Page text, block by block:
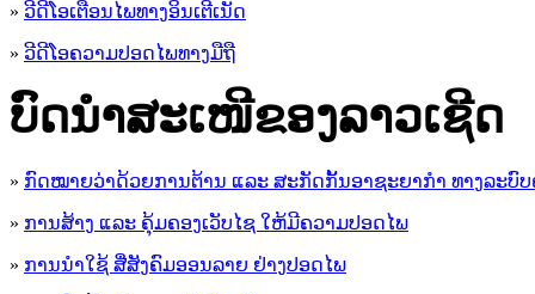
» ວີດີໂອເຕືອນໄພທາງອິນເຕີເນັດ
» ວ​ີ​ດີ​ໂອ​ຄວາມ​ປອດ​ໄພ​ທາງ​ມື​ຖື
ບົດນຳສະເໜີຂອງລາວເຊີດ
» ກົດໝາຍວ່າດ້ວຍການຕ້ານ ແລະ ສະກັດກັ້ນອາຊະຍາກຳ ທາງລະບົບ
» ການສ້າງ ແລະ ຄຸ້ມຄອງເວັບໄຊ ໃຫ້ມີຄວາມປອດໄພ
» ການນຳໃຊ້ ສື່ສັງຄົມອອນລາຍ ຢ່າງປອດໄພ